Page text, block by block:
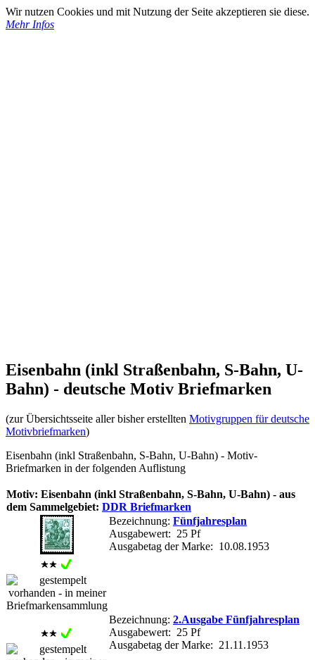
Wir nutzen Cookies und mit Nutzung der Seite akzeptieren sie diese.
Mehr Infos
Eisenbahn (inkl Straßenbahn, S-Bahn, U-
Bahn) - deutsche Motiv Briefmarken
(zur Übersichtsseite aller bisher erstellten Motivgruppen für deutsche
Motivbriefmarken)
Eisenbahn (inkl Straßenbahn, S-Bahn, U-Bahn) - Motiv-
Briefmarken in der folgenden Auflistung
Motiv: Eisenbahn (inkl Straßenbahn, S-Bahn, U-Bahn) - aus
dem Sammelgebiet: DDR Briefmarken
Bezeichnung: Fünfjahresplan
Ausgabewert: 25 Pf
Ausgabetag der Marke: 10.08.1953
Bezeichnung: 2.Ausgabe Fünfjahresplan
Ausgabewert: 25 Pf
Ausgabetag der Marke: 21.11.1953